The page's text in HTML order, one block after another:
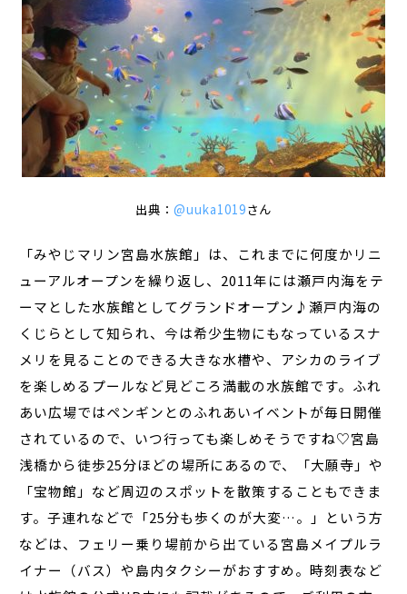
出典： @uuka1019さん
「みやじマリン宮島水族館」は、これまでに何度かリニ
ューアルオープンを繰り返し、2011年には瀬戸内海をテ
ーマとした水族館としてグランドオープン♪瀬戸内海の
くじらとして知られ、今は希少生物にもなっているスナ
メリを見ることのできる大きな水槽や、アシカのライブ
を楽しめるプールなど見どころ満載の水族館です。ふれ
あい広場ではペンギンとのふれあいイベントが毎日開催
されているので、いつ行っても楽しめそうですね♡宮島
浅橋から徒歩25分ほどの場所にあるので、「大願寺」や
「宝物館」など周辺のスポットを散策することもできま
す。子連れなどで「25分も歩くのが大変…。」という方
などは、フェリー乗り場前から出ている宮島メイプルラ
イナー（バス）や島内タクシーがおすすめ。時刻表など